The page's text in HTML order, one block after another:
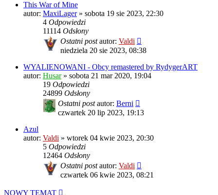
This War of Mine
autor: MaxiLager» sobota 19 sie 2023, 22:30
4 Odpowiedzi
11114 Odsłony
Ostatni postautor: Valdi
niedziela 20 sie 2023, 08:38
WYALIENOWANI - Obcy remastered by RydygerART
autor: Husar» sobota 21 mar 2020, 19:04
19 Odpowiedzi
24899 Odsłony
Ostatni postautor: Berni
czwartek 20 lip 2023, 19:13
Azul
autor: Valdi » wtorek 04 kwie 2023, 20:30
5 Odpowiedzi
12464 Odsłony
Ostatni postautor: Valdi
czwartek 06 kwie 2023, 08:21
NOWY TEMAT